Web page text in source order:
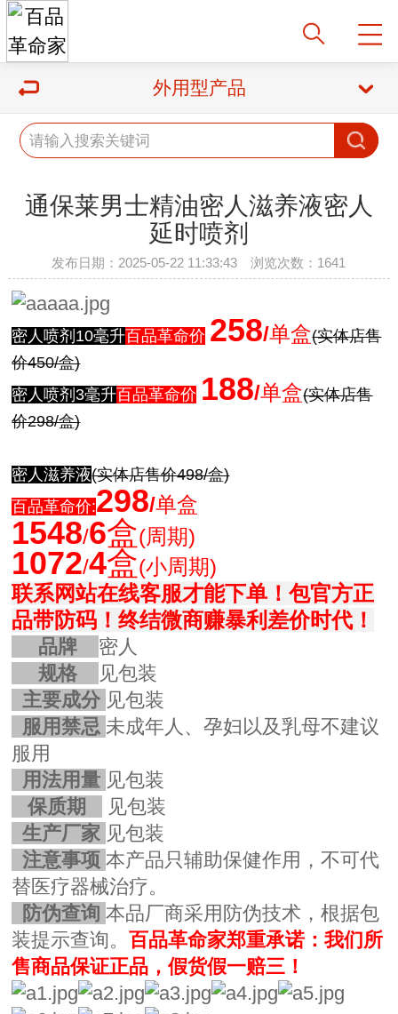
外用型产品
通保莱男士精油密人滋养液密人
延时喷剂
发布日期：2025-05-22 11:33:43 浏览次数：1641
密人喷剂10毫升百品革命价 258/单盒(实体店售
价450/盒)
密人喷剂3毫升百品革命价 188/单盒(实体店售
价298/盒)
密人滋养液(实体店售价498/盒)
百品革命价:298/单盒
1548/6盒(周期)
1072/4盒(小周期)
联系网站在线客服才能下单！包官方正
品带防码！终结微商赚暴利差价时代！
品牌
密人
规格
见包装
主要成分 见包装
服用禁忌 未成年人、孕妇以及乳母不建议
服用
用法用量 见包装
保质期
见包装
生产厂家 见包装
注意事项 本产品只辅助保健作用，不可代
替医疗器械治疗。
防伪查询 本品厂商采用防伪技术，根据包
装提示查询。百品革命家郑重承诺：我们所
售商品保证正品，假货假一赔三！